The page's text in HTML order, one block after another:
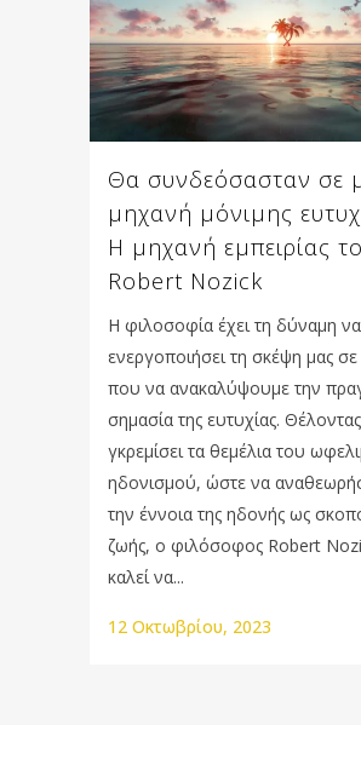
Θα συνδεόσασταν σε
μηχανή μόνιμης
Η μηχανή εμπειρίας
Robert Nozick
Η φιλοσοφία έχει τη δύναμη να
ενεργοποιήσει τη σκέψη μας
που να ανακαλύψουμε την
σημασία της ευτυχίας.
γκρεμίσει τα θεμέλια του
ηδονισμού, ώστε να
την έννοια της ηδονής ως
ζωής, ο φιλόσοφος Robert
καλεί να...
12 Οκτωβρίου, 2023